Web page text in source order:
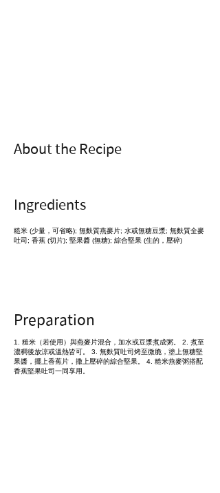
About the Recipe
Ingredients
糙米 (少量，可省略); 無麩質燕麥片; 水或無糖豆漿; 無麩質全麥
吐司; 香蕉 (切片); 堅果醬 (無糖); 綜合堅果 (生的，壓碎)
Preparation
1. 糙米（若使用）與燕麥片混合，加水或豆漿煮成粥。 2. 煮至
濃稠後放涼或溫熱皆可。 3. 無麩質吐司烤至微脆，塗上無糖堅
果醬，擺上香蕉片，撒上壓碎的綜合堅果。 4. 糙米燕麥粥搭配
香蕉堅果吐司一同享用。